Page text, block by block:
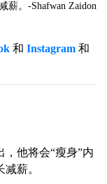
薪。-Shafwan Zaidon
和 Instagram 和
，他将会“瘦身”内
薪。